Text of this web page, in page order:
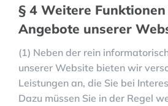
§ 4 Weitere
Angebote unserer
(1) Neben der rein
unserer Website bieten wir
Leistungen an, die Sie bei
Dazu müssen Sie in der Regel